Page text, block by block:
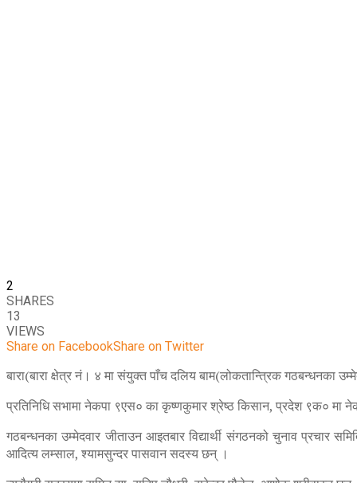
2
SHARES
13
VIEWS
Share on FacebookShare on Twitter
बारा(बारा क्षेत्र नं। ४ मा संयुक्त पाँच दलिय बाम(लोकतान्त्रिक गठबन्धनका
प्रतिनिधि सभामा नेकपा ९एस० का कृष्णकुमार श्रेष्ठ किसान, प्रदेश ९क० मा
गठबन्धनका उम्मेदवार जीताउन आइतबार विद्यार्थी संगठनको चुनाव प्रचार
आदित्य लम्साल, श्यामसुन्दर पासवान सदस्य छन् ।